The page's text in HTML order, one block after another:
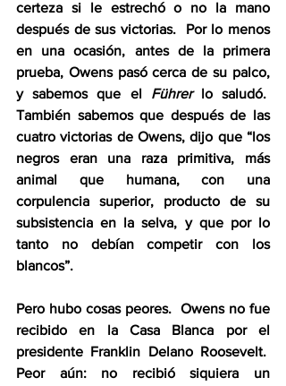
certeza si le estrechó o no la mano
después de sus victorias.  Por lo menos
en una ocasión, antes de la primera
prueba, Owens pasó cerca de su palco,
y sabemos que el Führer lo saludó.
También sabemos que después de las
cuatro victorias de Owens, dijo que “los
negros eran una raza primitiva, más
animal que humana, con una
corpulencia superior, producto de su
subsistencia en la selva, y que por lo
tanto no debían competir con los
blancos”.
Pero hubo cosas peores.  Owens no fue
recibido en la Casa Blanca por el
presidente Franklin Delano Roosevelt.
Peor aún: no recibió siquiera un